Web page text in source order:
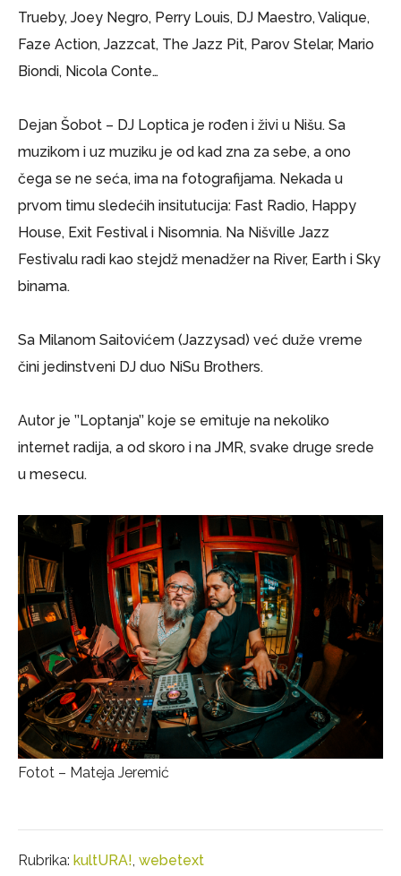
Trueby, Joey Negro, Perry Louis, DJ Maestro, Valique,
Faze Action, Jazzcat, The Jazz Pit, Parov Stelar, Mario
Biondi, Nicola Conte…
Dejan Šobot – DJ Loptica je rođen i živi u Nišu. Sa
muzikom i uz muziku je od kad zna za sebe, a ono
čega se ne seća, ima na fotografijama. Nekada u
prvom timu sledećih insitutucija: Fast Radio, Happy
House, Exit Festival i Nisomnia. Na Nišville Jazz
Festivalu radi kao stejdž menadžer na River, Earth i Sky
binama.
Sa Milanom Saitovićem (Jazzysad) već duže vreme
čini jedinstveni DJ duo NiSu Brothers.
Autor je ’’Loptanja’’ koje se emituje na nekoliko
internet radija, a od skoro i na JMR, svake druge srede
u mesecu.
Fotot – Mateja Jeremić
Rubrika: kultURA!, webetext